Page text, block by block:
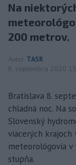
Na
200 metrov.
Autor TASR
8. septembra 2020
Bratislava 8.
chladná noc. Na
Slovenský
viacerých
meteorológovia
stupňa.